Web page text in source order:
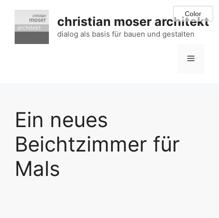
springen
christian moser architekt
dialog als basis für bauen und gestalten
Menü
Ein neues
Beichtzimmer für
Mals